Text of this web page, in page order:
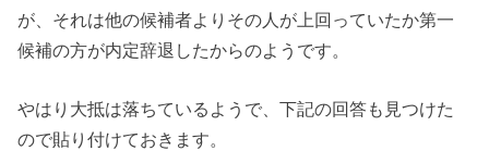
が、それは他の候補者よりその人が上回っていたか第一
候補の方が内定辞退したからのようです。
やはり大抵は落ちているようで、下記の回答も見つけた
ので貼り付けておきます。